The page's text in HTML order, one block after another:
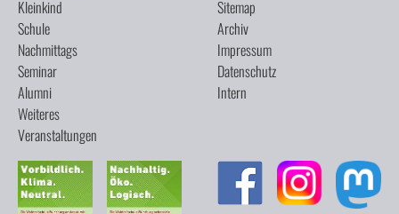
Kleinkind
Schule
Nachmittags
Seminar
Alumni
Weiteres
Veranstaltungen
Sitemap
Archiv
Impressum
Datenschutz
Intern